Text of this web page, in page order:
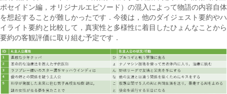
ポセイドン編，オリジナルエピソード）の混入によって物語の内容自体
を想起することが難しかったです．今後は，他のダイジェスト要約やハ
イライト要約と比較して，真実性と多様性に着目したひょんなことから
要約の客観評価に取り組む予定です．